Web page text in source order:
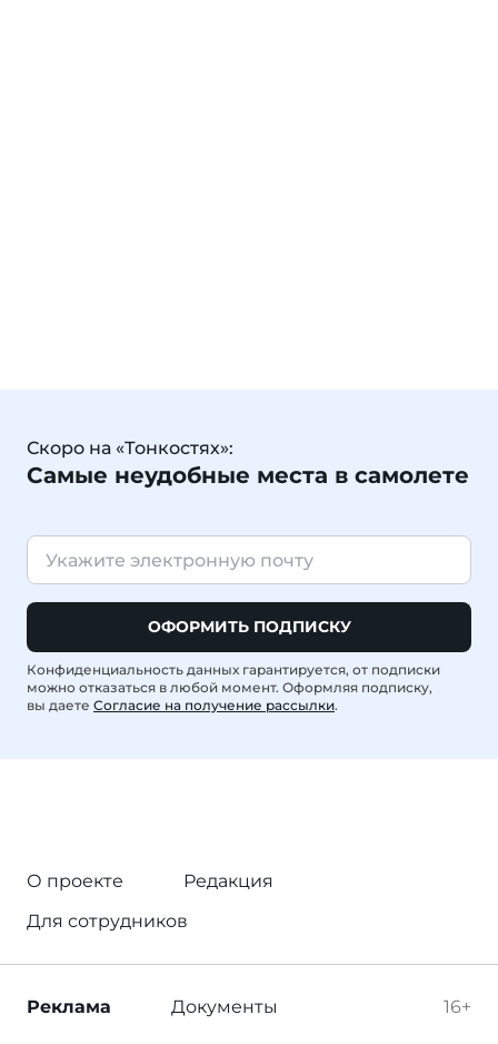
Скоро на «Тонкостях»:
Самые неудобные места в самолете
ОФОРМИТЬ ПОДПИСКУ
Конфиденциальность данных гарантируется, от подписки
можно отказаться в любой момент. Оформляя подписку,
вы даете Согласие на получение рассылки.
О проекте
Редакция
Для сотрудников
16+
Реклама Документы